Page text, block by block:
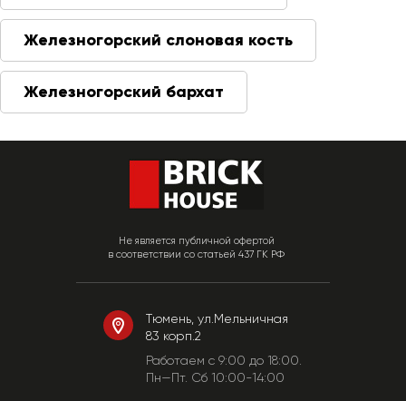
Железногорский слоновая кость
Железногорский бархат
Не является публичной офертой
в соответствии со статьей 437 ГК РФ
Тюмень, ул.Мельничная
83 корп.2
Работаем c 9:00 до 18:00.
Пн—Пт. Сб 10:00-14:00